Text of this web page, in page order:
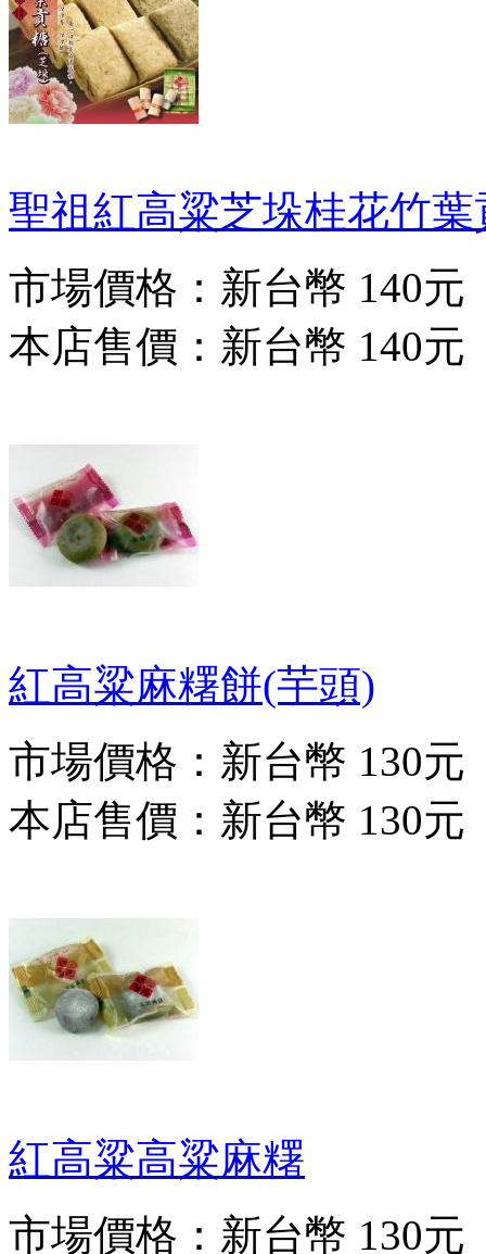
聖祖紅高粱芝垛桂花竹葉
市場價格： 新台幣 140元
本店售價： 新台幣 140元
紅高粱麻糬餅(芋頭)
市場價格： 新台幣 130元
本店售價： 新台幣 130元
紅高粱高粱麻糬
市場價格： 新台幣 130元